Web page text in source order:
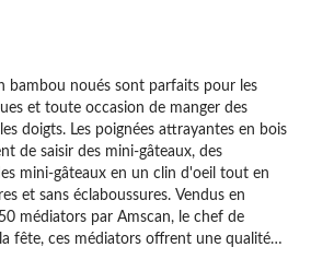
bambou noués sont parfaits pour les
et toute occasion de manger des
doigts. Les poignées attrayantes en bois
de saisir des mini-gâteaux, des
mini-gâteaux en un clin d'oeil tout en
et sans éclaboussures. Vendus en
médiators par Amscan, le chef de
fête, ces médiators offrent une qualité